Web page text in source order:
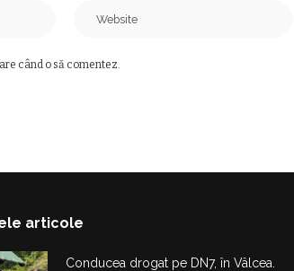
când o să comentez.
articole
Conducea drogat pe DN7, în Vâlcea.